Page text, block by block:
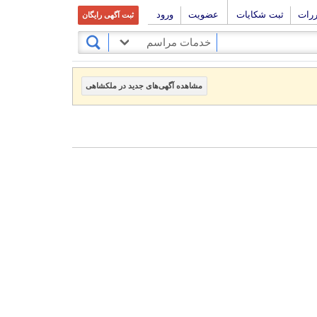
ثبت شکایات عضویت ورود ثبت آگهی رایگان
خدمات مراسم
مشاهده آگهی‌های جدید در ملکشاهی